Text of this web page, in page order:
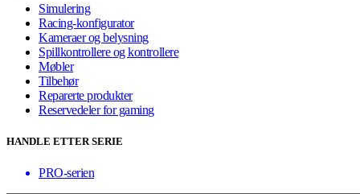
Simulering
Racing-konfigurator
Kameraer og belysning
Spillkontrollere og kontrollere
Møbler
Tilbehør
Reparerte produkter
Reservedeler for gaming
HANDLE ETTER SERIE
PRO-serien